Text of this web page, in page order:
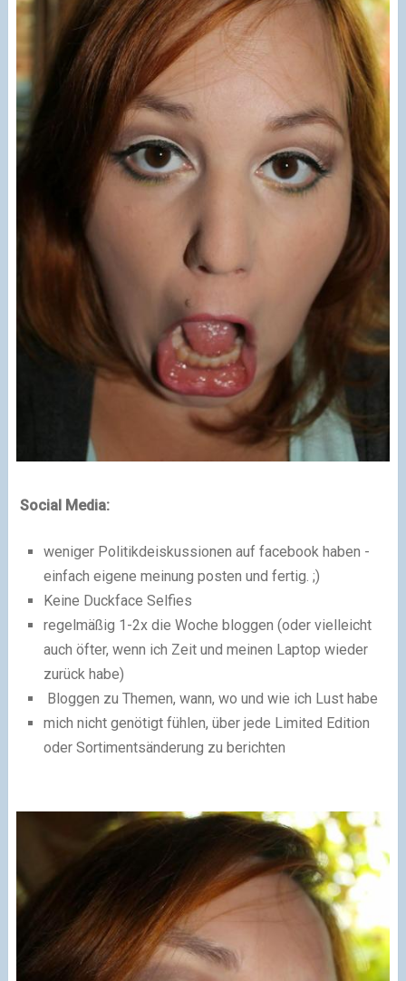
Social Media:
weniger Politikdeiskussionen auf facebook haben -
einfach eigene meinung posten und fertig. ;)
Keine Duckface Selfies
regelmäßig 1-2x die Woche bloggen (oder vielleicht
auch öfter, wenn ich Zeit und meinen Laptop wieder
zurück habe)
Bloggen zu Themen, wann, wo und wie ich Lust habe
mich nicht genötigt fühlen, über jede Limited Edition
oder Sortimentsänderung zu berichten